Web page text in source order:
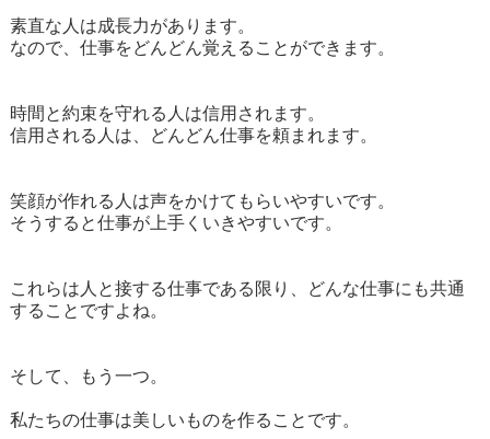
素直な人は成長力があります。
なので、仕事をどんどん覚えることができます。
時間と約束を守れる人は信用されます。
信用される人は、どんどん仕事を頼まれます。
笑顔が作れる人は声をかけてもらいやすいです。
そうすると仕事が上手くいきやすいです。
これらは人と接する仕事である限り、どんな仕事にも共通
することですよね。
そして、もう一つ。
私たちの仕事は美しいものを作ることです。